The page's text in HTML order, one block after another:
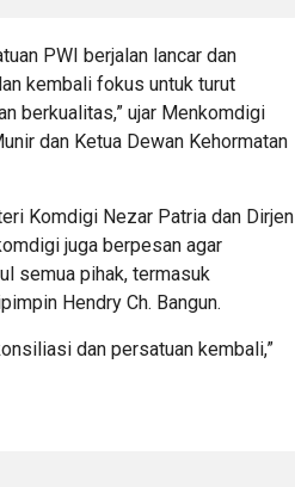
PWI berjalan lancar dan
kembali fokus untuk turut
berkualitas,” ujar Menkomdigi
dan Ketua Dewan Kehormatan
Komdigi Nezar Patria dan Dirjen
juga berpesan agar
semua pihak, termasuk
Hendry Ch. Bangun.
dan persatuan kembali,”